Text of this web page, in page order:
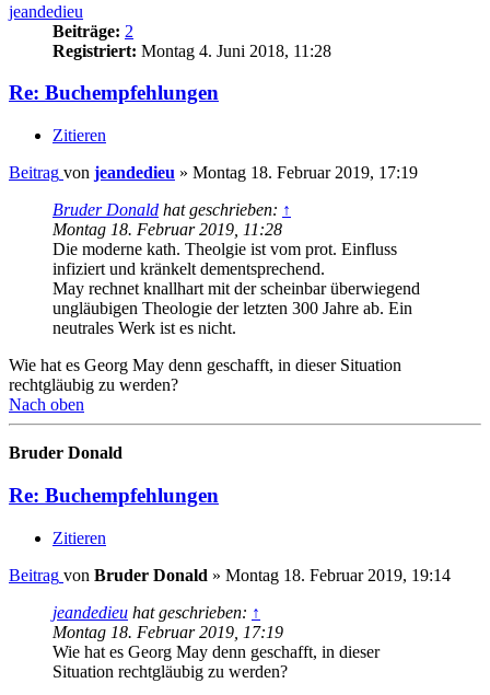
jeandedieu
Beiträge: 2
Registriert: Montag 4. Juni 2018, 11:28
Re: Buchempfehlungen
Zitieren
Beitrag von jeandedieu » Montag 18. Februar 2019, 17:19
Bruder Donald hat geschrieben: ↑
Montag 18. Februar 2019, 11:28
Die moderne kath. Theolgie ist vom prot. Einfluss
infiziert und kränkelt dementsprechend.
May rechnet knallhart mit der scheinbar überwiegend
ungläubigen Theologie der letzten 300 Jahre ab. Ein
neutrales Werk ist es nicht.
Wie hat es Georg May denn geschafft, in dieser Situation
rechtgläubig zu werden?
Nach oben
Bruder Donald
Re: Buchempfehlungen
Zitieren
Beitrag von Bruder Donald » Montag 18. Februar 2019, 19:14
jeandedieu hat geschrieben: ↑
Montag 18. Februar 2019, 17:19
Wie hat es Georg May denn geschafft, in dieser
Situation rechtgläubig zu werden?